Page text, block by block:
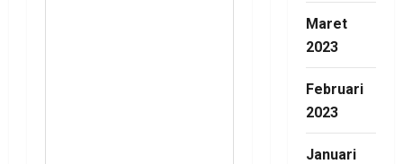
Maret
2023
Februari
2023
Januari